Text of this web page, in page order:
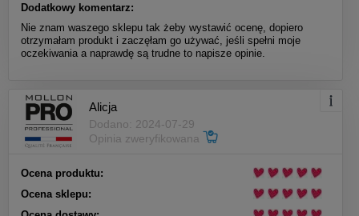
Dodatkowy komentarz:
Nie znam waszego sklepu tak żeby wystawić ocenę, dopiero
otrzymałam produkt i zaczęłam go używać, jeśli spełni moje
oczekiwania a naprawdę są trudne to napisze opinie.
Alicja
Dodano: 2024-07-29
Opinia zweryfikowana
Ocena produktu:
Ocena sklepu: